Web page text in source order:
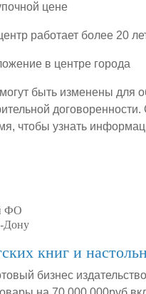
цене
работает более 20
в центре города
быть изменены для
чтобы узнать
ФО
Дону
книг и
бизнес